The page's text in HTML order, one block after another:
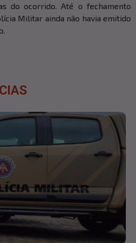
do ocorrido. Até o fechamento
Militar ainda não havia emitido